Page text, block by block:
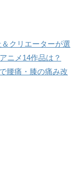
クリエーターが選
ニメ14作品は？
腰痛・膝の痛み改